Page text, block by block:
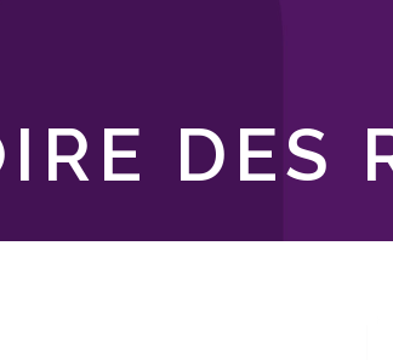
DES